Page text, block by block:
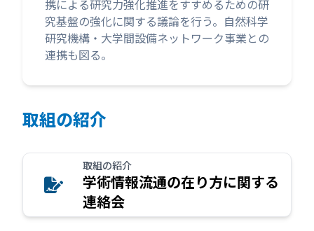
携による研究力強化推進をすすめるための研
究基盤の強化に関する議論を行う。自然科学
研究機構・大学間設備ネットワーク事業との
連携も図る。
取組の紹介
取組の紹介
学術情報流通の在り方に関する
連絡会